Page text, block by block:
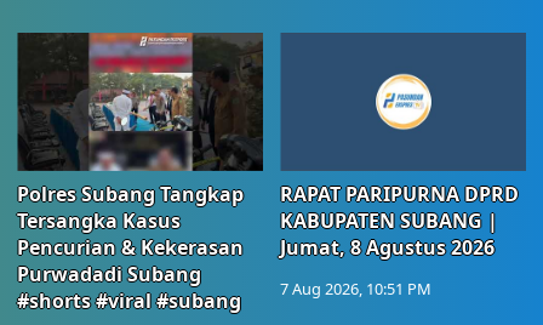
Polres Subang Tangkap
Tersangka Kasus
Pencurian & Kekerasan
Purwadadi Subang
#shorts #viral #subang
RAPAT PARIPURNA DPRD
KABUPATEN SUBANG |
Jumat, 8 Agustus 2026
7 Aug 2026, 10:51 PM